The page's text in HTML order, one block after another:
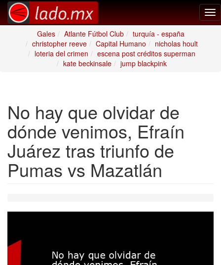
Gales
Atlante Fútbol Club
turquía - españa
christopher reeve
Capital Humano
nicholas hoult
loteria del crimen
escena post créditos superman
kate beckinsale
jump blackpink
No hay que olvidar de
dónde venimos, Efraín
Juárez tras triunfo de
Pumas vs Mazatlán